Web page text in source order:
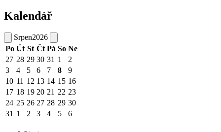
Kalendář
Srpen2026
Po Út St Čt Pá So Ne
27 28 29 30 31 1
2
3
4 5 6 7 8
9
10 11 12 13 14 15 16
17 18 19 20 21 22 23
24 25 26 27 28 29 30
31 1 2 3 4 5 6